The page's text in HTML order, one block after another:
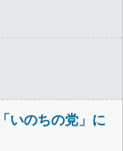
いのちの党」に